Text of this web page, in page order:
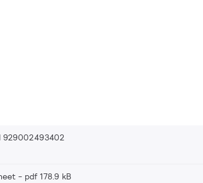
929002493402
pdf 178.9 kB